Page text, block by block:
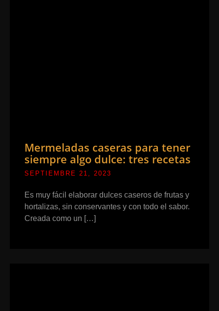
Mermeladas caseras para tener
siempre algo dulce: tres recetas
SEPTIEMBRE 21, 2023
Es muy fácil elaborar dulces caseros de frutas y
hortalizas, sin conservantes y con todo el sabor.
Creada como un […]